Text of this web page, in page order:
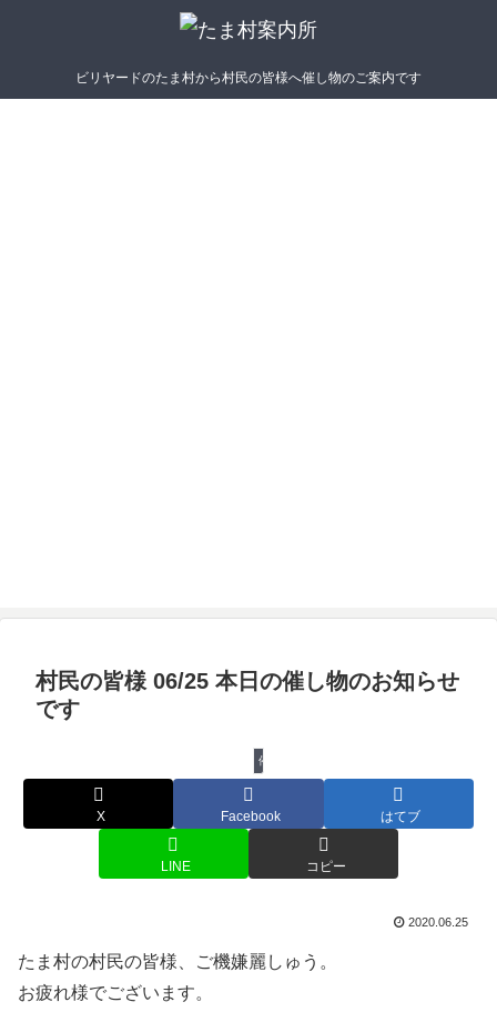
ビリヤードのたま村から村民の皆様へ催し物のご案内です
村民の皆様 06/25 本日の催し物のお知らせ
です
催し物
X Facebook はてブ
LINE コピー
2020.06.25
たま村の村民の皆様、ご機嫌麗しゅう。
お疲れ様でございます。